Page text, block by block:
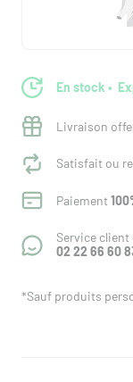
En stock
Livraison
Satisfait ou
Paiement
Service
02 22 66 60
*Sauf produits